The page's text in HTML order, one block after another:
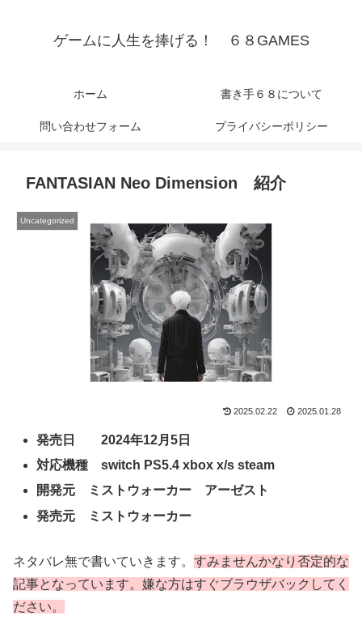
ゲームに人生を捧げる！ ６８GAMES
ホーム 書き手６８について
問い合わせフォーム プライバシーポリシー
FANTASIAN Neo Dimension 紹介
Uncategorized
2025.02.22 2025.01.28
発売日 2024年12月5日
対応機種 switch PS5.4 xbox x/s steam
開発元 ミストウォーカー アーゼスト
発売元 ミストウォーカー
ネタバレ無で書いていきます。 すみませんかなり否定的な
記事となっています。嫌な方はすぐブラウザバックしてく
ださい。